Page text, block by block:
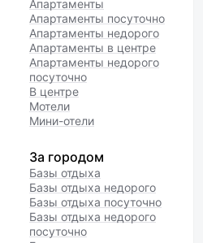
Апартаменты
Апартаменты посуточно
Апартаменты недорого
Апартаменты в центре
Апартаменты недорого
посуточно
В центре
Мотели
Мини-отели
За городом
Базы отдыха
Базы отдыха недорого
Базы отдыха посуточно
Базы отдыха недорого
посуточно